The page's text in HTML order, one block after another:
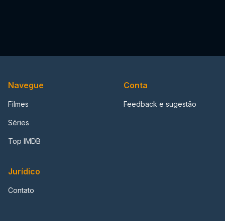
Navegue
Filmes
Séries
Top IMDB
Conta
Feedback e sugestão
Jurídico
Contato